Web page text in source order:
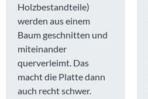
Holzbestandteile)
werden aus einem
Baum geschnitten und
miteinander
querverleimt. Das
macht die Platte dann
auch recht schwer.